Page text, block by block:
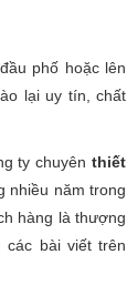
phố hoặc lên
lại uy tín, chất
ty chuyên thiết
nhiều năm trong
hàng là thượng
các bài viết trên